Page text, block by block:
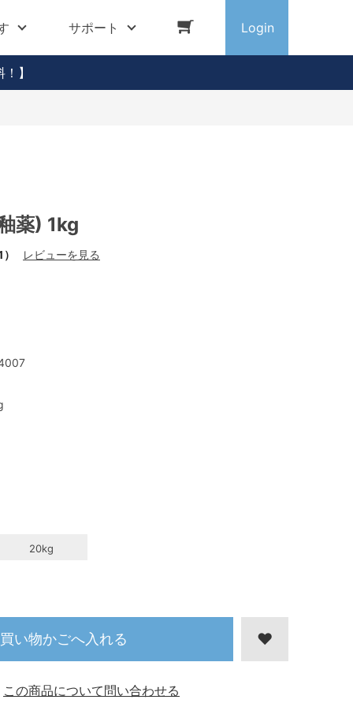
サポート Login
】
薬) 1kg
レビューを見る
20kg
買い物かごへ入れる
この商品について問い合わせる